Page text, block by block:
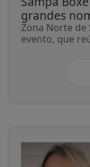
grandes
Zona Norte de
evento, que